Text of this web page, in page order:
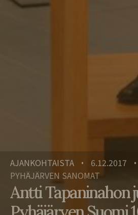
AJANKOHTAISTA • 6.12.2017 •
PYHÄJÄRVEN SANOMAT
Antti Tapaninahon